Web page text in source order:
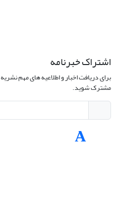
اشتراک خبرنامه
برای دریافت اخبار و اطلاعیه های مهم
مشترک شوید.